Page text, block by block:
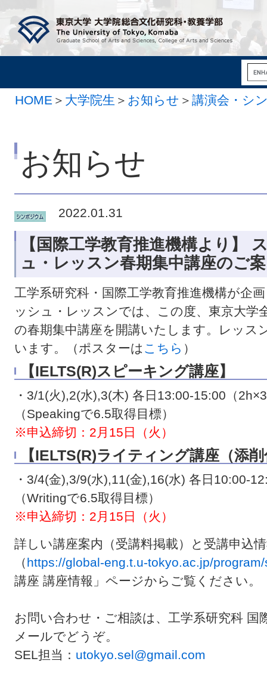
HOME ＞ 大学院生 ＞ お知らせ ＞ 講演会・シ
お知らせ
2022.01.31
【国際工学教育推進機構より】
ュ・レッスン春期集中講座のご
工学系研究科・国際工学教育推進機構が企
ッシュ・レッスンでは、この度、東京大学
の春期集中講座を開講いたします。レッス
います。（ポスターは こちら ）
【IELTS(R)スピーキング講座】
・3/1(火),2(水),3(木) 各日13:00-15:00（
（Speakingで6.5取得目標）
※申込締切：2月15日（火）
【IELTS(R)ライティング講座（添
・3/4(金),3/9(水),11(金),16(水) 各日10:00-
（Writingで6.5取得目標）
※申込締切：2月15日（火）
詳しい講座案内（受講料掲載）と受講申込
（https://global-eng.t.u-tokyo.ac.jp/
講座 講座情報」ページからご覧ください。
お問い合わせ・ご相談は、工学系研究科 国
メールでどうぞ。
SEL担当： utokyo.sel@gmail.com